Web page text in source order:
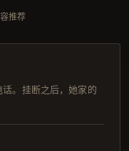
推荐
。挂断之后，她家的